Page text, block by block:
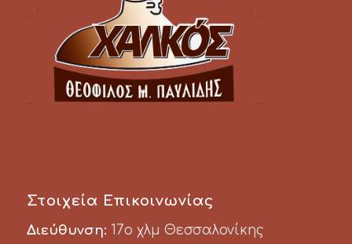
Στοιχεία Επικοινωνίας
Διεύθυνση: 17ο χλμ Θεσσαλονίκης